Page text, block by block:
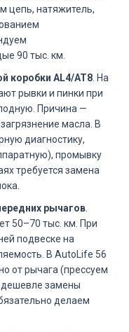
цепь, натяжитель,
90 тыс. км.
коробки AL4/AT8 . На
рывки и пинки при
Причина —
масла. В
диагностику,
промывку
требуется замена
рычагов
50–70 тыс. км. При
подвеске на
В AutoLife 56
от рычага (прессуем
дешевле замены
делаем